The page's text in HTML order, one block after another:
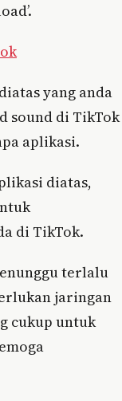
yang anda
sound di TikTok
aplikasi.
diatas,
di TikTok.
terlalu
jaringan
cukup untuk